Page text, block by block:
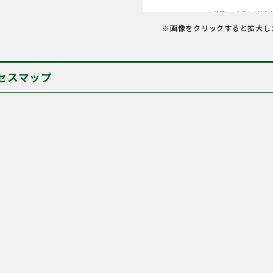
※画像をクリックすると拡大し
スマップ